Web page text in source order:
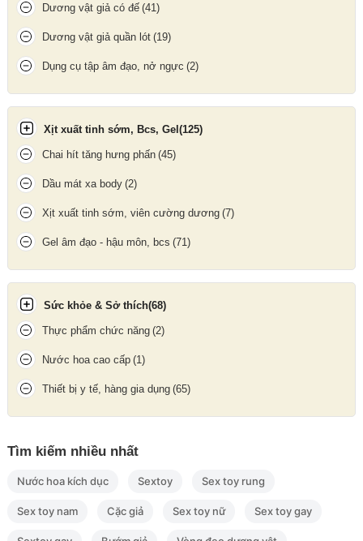
Viên uống Organika Hair Plus có xuất xứ từ Canada
Ưu điểm nổi bật
(Natural Product Number) của Canada:NPN 80043469
Kiểu dáng bao bì chắc chắn, dễ sử dụng
Dạng viên uống tiện lợi, dễ hấp thu
Mặt hàng hỗ trợ giảm rụng tóc, kích thích mọc tóc mới và phục
hồi tóc hư tổn hiệu quả.
Dương vật giả có đế (41)
Dương vật giả quần lót (19)
Dụng cụ tập âm đạo, nở ngực (2)
Xịt xuất tinh sớm, Bcs, Gel(125)
Chai hít tăng hưng phấn (45)
Dầu mát xa body (2)
Xịt xuất tinh sớm, viên cường dương (7)
Gel âm đạo - hậu môn, bcs (71)
Sức khỏe & Sở thích(68)
Thực phẩm chức năng (2)
Nước hoa cao cấp (1)
Thiết bị y tế, hàng gia dụng (65)
Tìm kiếm nhiều nhất
Nước hoa kích dục Sextoy Sex toy rung
Sex toy nam Cặc giả Sex toy nữ Sex toy gay